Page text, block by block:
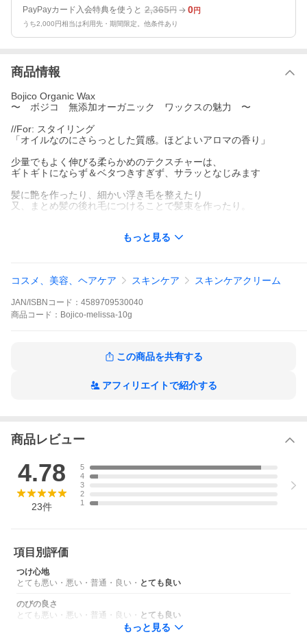
PayPayカード入会特典を使うと 2,365円 0円
うち2,000円相当は利用先・期間限定。他条件あり
商品情報
Bojico Organic Wax
〜 ボジコ 無添加オーガニック ワックスの魅力 〜
//For: スタイリング
「オイルなのにさらっとした質感。ほどよいアロマの香り」
少量でもよく伸びる柔らかめのテクスチャーは、
ギトギトにならず＆ベタつきすぎず、サラッとなじみます
髪に艶を作ったり、細かい浮き毛を整えたり
又、まとめ髪の後れ毛につけることで髪束を作ったり。
毛先にご使用頂くことで、パサつきを回避し、
爽やかな香りも魅力です
/For:ヘア＆スキンケア
「毎日つかうものだからこそ、大事にしたい」
アンズオイルに含まれるリノール酸やビタミンE
ミツロウは保湿＆抗酸化の効能があるとされます
傷みやすい髪のヘアケアとして
かさつきやすい手、ネイルなどのスキンケアとして。
何ヶ月、何年と一緒に過ごす髪や肌
手間なくケアをできることも魅力です
もっと見る
コスメ、美容、ヘアケア スキンケア スキンケアクリーム
JAN/ISBNコード： 4589709530040
商品 コード： Bojico-melissa-10g
この商品を共有する
アフィリエイトで紹介する
商品レビュー
4.78
23件
5
4
3
2
1
項目別評価
つけ心地
とても悪い ・ 悪い ・ 普通 ・ 良い ・ とても良い
のびの良さ
とても悪い ・ 悪い ・ 普通 ・ 良い ・ とても良い
もっと見る